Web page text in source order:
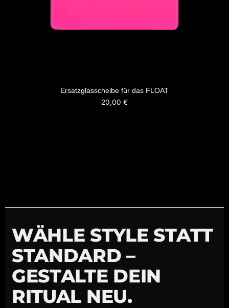
Ersatzglasscheibe für das FLOAT
20,00 €
WÄHLE STYLE STATT
STANDARD –
GESTALTE DEIN
RITUAL NEU.